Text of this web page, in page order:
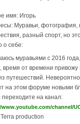
имя: Игорь
Муравьи, фотография,
разный спорт, но
о себе:
муравьями с 2016
время от времени привожу
путешествий.
на этом форуме новыми
на канал:
channel/
production